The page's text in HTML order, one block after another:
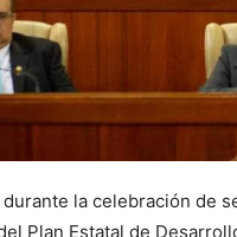
la celebración de
Plan Estatal de